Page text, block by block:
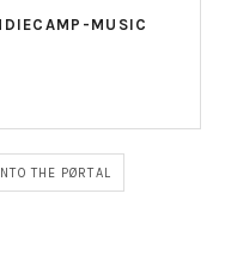
MUSIC
INTO THE PØRTAL